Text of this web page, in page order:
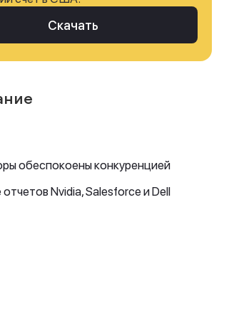
Скачать
обеспокоены конкуренцией
Nvidia, Salesforce и Dell